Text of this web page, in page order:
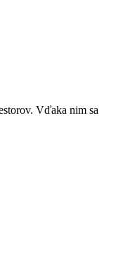
Vďaka nim sa